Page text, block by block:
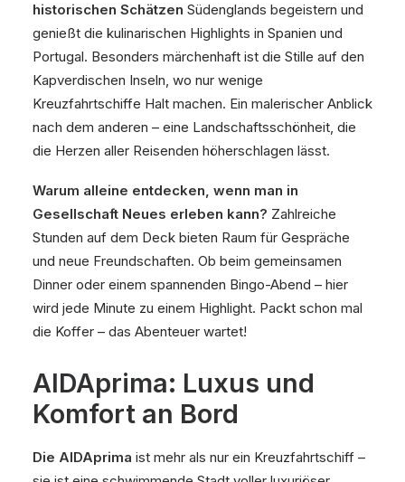
historischen Schätzen Südenglands begeistern und
genießt die kulinarischen Highlights in Spanien und
Portugal. Besonders märchenhaft ist die Stille auf den
Kapverdischen Inseln, wo nur wenige
Kreuzfahrtschiffe Halt machen. Ein malerischer Anblick
nach dem anderen – eine Landschaftsschönheit, die
die Herzen aller Reisenden höherschlagen lässt.
Warum alleine entdecken, wenn man in
Gesellschaft Neues erleben kann? Zahlreiche
Stunden auf dem Deck bieten Raum für Gespräche
und neue Freundschaften. Ob beim gemeinsamen
Dinner oder einem spannenden Bingo-Abend – hier
wird jede Minute zu einem Highlight. Packt schon mal
die Koffer – das Abenteuer wartet!
AIDAprima: Luxus und
Komfort an Bord
Die AIDAprima ist mehr als nur ein Kreuzfahrtschiff –